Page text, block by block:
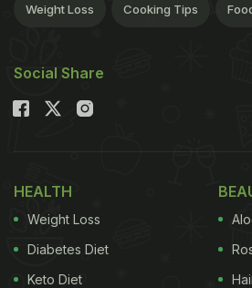
Weight Loss Cooking Tips
Social Share
HEALTH
Weight Loss
Diabetes Diet
Keto Diet